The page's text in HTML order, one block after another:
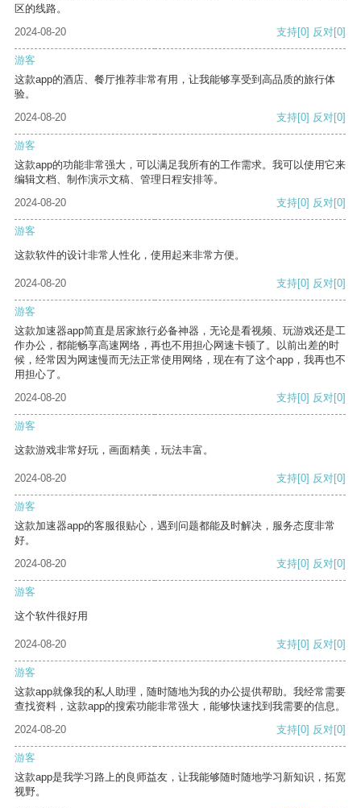
区的线路。
2024-08-20
支持[0] 反对[0]
游客
这款app的酒店、餐厅推荐非常有用，让我能够享受到高品质的旅行体
验。
2024-08-20
支持[0] 反对[0]
游客
这款app的功能非常强大，可以满足我所有的工作需求。我可以使用它来
编辑文档、制作演示文稿、管理日程安排等。
2024-08-20
支持[0] 反对[0]
游客
这款软件的设计非常人性化，使用起来非常方便。
2024-08-20 支持[0] 反对[0]
游客
这款加速器app简直是居家旅行必备神器，无论是看视频、玩游戏还是工
作办公，都能畅享高速网络，再也不用担心网速卡顿了。以前出差的时
候，经常因为网速慢而无法正常使用网络，现在有了这个app，我再也不
用担心了。
2024-08-20
支持[0] 反对[0]
游客
这款游戏非常好玩，画面精美，玩法丰富。
2024-08-20 支持[0] 反对[0]
游客
这款加速器app的客服很贴心，遇到问题都能及时解决，服务态度非常
好。
2024-08-20
支持[0] 反对[0]
游客
这个软件很好用
2024-08-20 支持[0] 反对[0]
游客
这款app就像我的私人助理，随时随地为我的办公提供帮助。我经常需要
查找资料，这款app的搜索功能非常强大，能够快速找到我需要的信息。
2024-08-20
支持[0] 反对[0]
游客
这款app是我学习路上的良师益友，让我能够随时随地学习新知识，拓宽
视野。